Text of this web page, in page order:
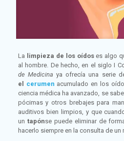
La limpieza de los oídoses algo
al hombre. De hecho, en el siglo I
de Medicina ya ofrecía una serie
el cerumen acumulado en los
ciencia médica ha avanzado, se
pócimas y otros brebajes para
auditivos bien limpios, y que
un tapónse puede eliminar de
hacerlo siempre en la consulta de un